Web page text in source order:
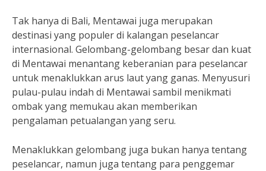
Tak hanya di Bali, Mentawai juga merupakan
destinasi yang populer di kalangan peselancar
internasional. Gelombang-gelombang besar dan kuat
di Mentawai menantang keberanian para peselancar
untuk menaklukkan arus laut yang ganas. Menyusuri
pulau-pulau indah di Mentawai sambil menikmati
ombak yang memukau akan memberikan
pengalaman petualangan yang seru.
Menaklukkan gelombang juga bukan hanya tentang
peselancar, namun juga tentang para penggemar